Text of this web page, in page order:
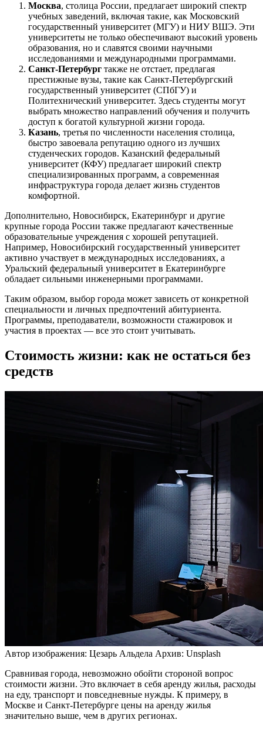
Москва, столица России, предлагает широкий спектр
учебных заведений, включая такие, как Московский
государственный университет (МГУ) и НИУ ВШЭ. Эти
университеты не только обеспечивают высокий уровень
образования, но и славятся своими научными
исследованиями и международными программами.
Санкт-Петербург также не отстает, предлагая
престижные вузы, такие как Санкт-Петербургский
государственный университет (СПбГУ) и
Политехнический университет. Здесь студенты могут
выбрать множество направлений обучения и получить
доступ к богатой культурной жизни города.
Казань, третья по численности населения столица,
быстро завоевала репутацию одного из лучших
студенческих городов. Казанский федеральный
университет (КФУ) предлагает широкий спектр
специализированных программ, а современная
инфраструктура города делает жизнь студентов
комфортной.
Дополнительно, Новосибирск, Екатеринбург и другие
крупные города России также предлагают качественные
образовательные учреждения с хорошей репутацией.
Например, Новосибирский государственный университет
активно участвует в международных исследованиях, а
Уральский федеральный университет в Екатеринбурге
обладает сильными инженерными программами.
Таким образом, выбор города может зависеть от конкретной
специальности и личных предпочтений абитуриента.
Программы, преподаватели, возможности стажировок и
участия в проектах — все это стоит учитывать.
Стоимость жизни: как не остаться без
средств
Автор изображения: Цезарь Альдела Архив: Unsplash
Сравнивая города, невозможно обойти стороной вопрос
стоимости жизни. Это включает в себя аренду жилья, расходы
на еду, транспорт и повседневные нужды. К примеру, в
Москве и Санкт-Петербурге цены на аренду жилья
значительно выше, чем в других регионах.